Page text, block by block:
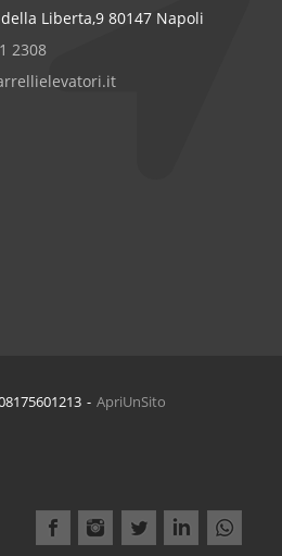
Liberta,9 80147 Napoli
2308
- ApriUnSito